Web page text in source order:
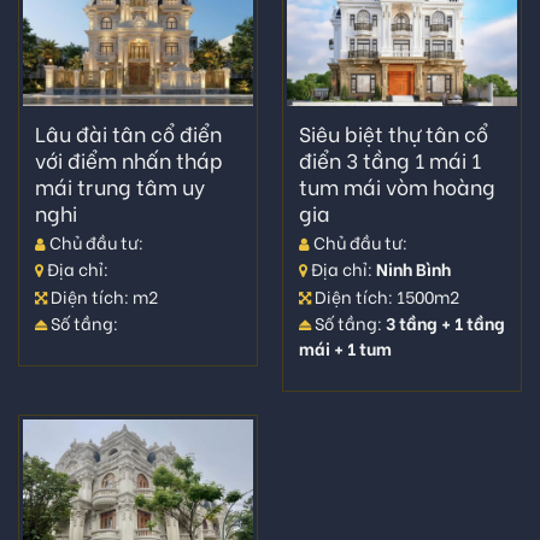
Mong muốn của khách hàng thiết tha có được công
trình để đời cho hậu thế
Chủ đầu tư sở hữu diện tích rộng cho không gian thiết
kế đạt chuẩn
Kiến trúc sư thiết kế phải có kinh nghiệm để căn nhắc
đến nhiều yếu tố cho công trình
Nên có sự đồng nhất trong suốt quá trình thiết kế thi
công
Đội ngũ thi công phải là đội thợ giỏi giàu kinh nghiệm
Lâu đài tân cổ điển
với điểm nhấn tháp
mái trung tâm uy
nghi
Chủ đầu tư:
Địa chỉ:
Diện tích: m2
Số tầng:
Siêu biệt thự tân cổ
điển 3 tầng 1 mái 1
tum mái vòm hoàng
gia
Chủ đầu tư:
Địa chỉ: Ninh Bình
Diện tích: 1500m2
Số tầng: 3 tầng + 1 tầng
mái + 1 tum